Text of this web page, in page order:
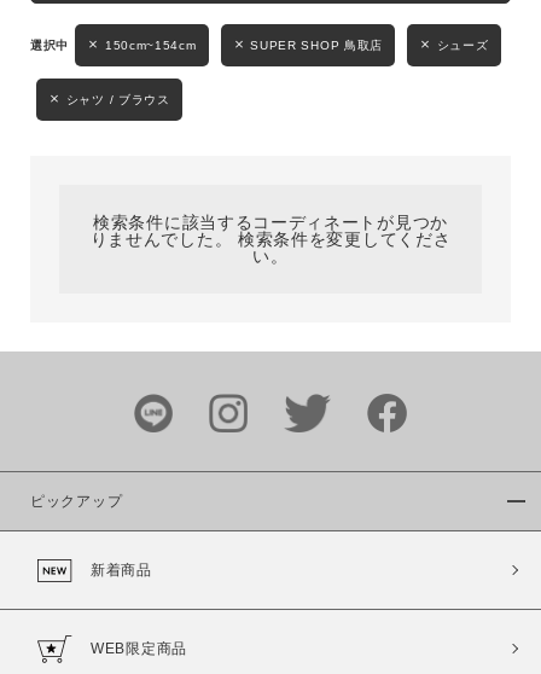
性別
MENS LADIES KIDS
ブランド
カラー
150cm~154cm SUPER SHOP 鳥取店 シューズ
シャツ / ブラウス
検索条件に該当するコーディネートが見つか
りませんでした。 検索条件を変更してくださ
い。
ピックアップ
新着商品
WEB限定商品